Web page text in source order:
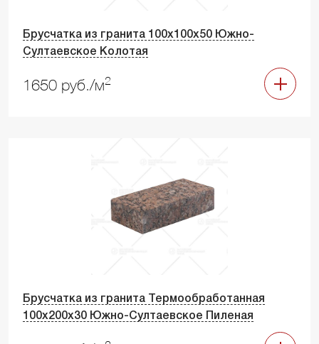
Брусчатка из гранита 100х100х50 Южно-
Султаевское Колотая
1650 руб./м2
Брусчатка из гранита Термообработанная
100х200х30 Южно-Султаевское Пиленая